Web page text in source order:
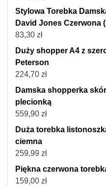
Stylowa Torebka
David Jones Czerwona
83,30 zł
Duży shopper A4 z
Peterson
224,70 zł
Damska shopperka
plecionką
559,90 zł
Duża torebka
ciemna
259,99 zł
Piękna czerwona
159,00 zł